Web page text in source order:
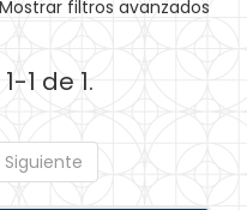
Mostrar filtros avanzados
1 de 1.
Siguiente